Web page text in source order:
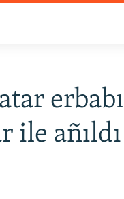
erbabı
ile añıldı